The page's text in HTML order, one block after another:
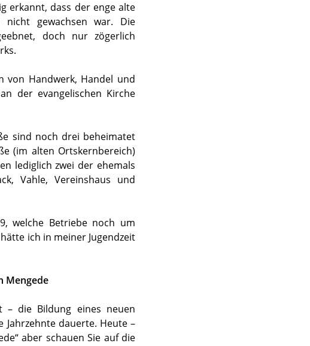
erkannt, dass der enge alte
nicht gewachsen war. Die
doch nur zögerlich
von Handwerk, Handel und
der evangelischen Kirche
sind noch drei beheimatet
(im alten Ortskernbereich)
lediglich zwei der ehemals
Vahle, Vereinshaus und
welche Betriebe noch um
ich in meiner Jugendzeit
Mengede
– die Bildung eines neuen
Jahrzehnte dauerte. Heute –
aber schauen Sie auf die